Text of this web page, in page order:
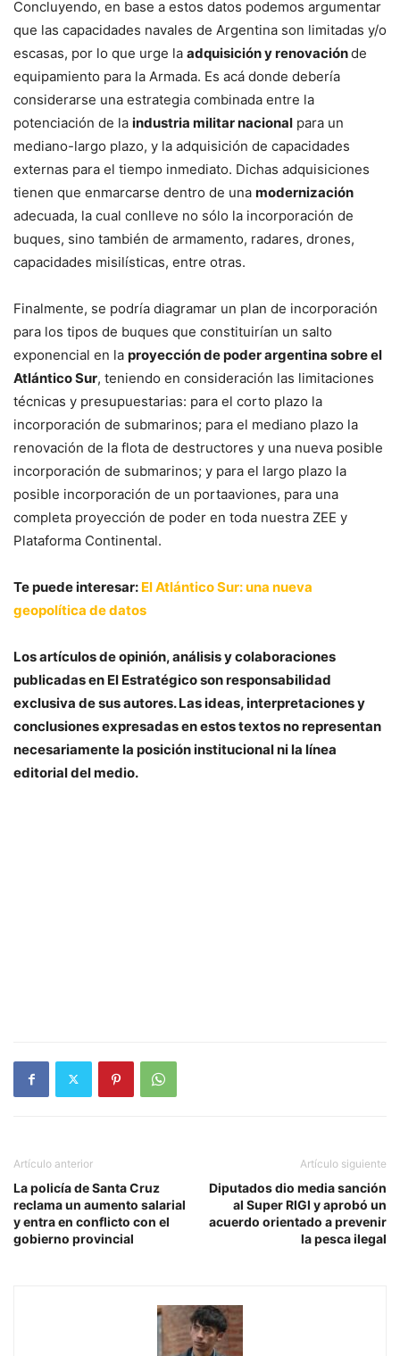
Concluyendo, en base a estos datos podemos argumentar
que las capacidades navales de Argentina son limitadas y/o
escasas, por lo que urge la adquisición y renovaciónde
equipamiento para la Armada. Es acá donde debería
considerarse una estrategia combinada entre la
potenciación de la industria militar nacional para un
mediano-largo plazo, y la adquisición de capacidades
externas para el tiempo inmediato. Dichas adquisiciones
tienen que enmarcarse dentro de una modernización
adecuada, la cual conlleve no sólo la incorporación de
buques, sino también de armamento, radares, drones,
capacidades misilísticas, entre otras.
Finalmente, se podría diagramar un plan de incorporación
para los tipos de buques que constituirían un salto
exponencial en la proyección de poder argentina sobre el
Atlántico Sur, teniendo en consideración las limitaciones
técnicas y presupuestarias: para el corto plazo la
incorporación de submarinos; para el mediano plazo la
renovación de la flota de destructores y una nueva posible
incorporación de submarinos; y para el largo plazo la
posible incorporación de un portaaviones, para una
completa proyección de poder en toda nuestra ZEE y
Plataforma Continental.
Te puede interesar: El Atlántico Sur: una nueva
geopolítica de datos
Los artículos de opinión, análisis y colaboraciones
publicadas en El Estratégico son responsabilidad
exclusiva de sus autores. Las ideas, interpretaciones y
conclusiones expresadas en estos textos no representan
necesariamente la posición institucional ni la línea
editorial del medio.
Artículo anterior
La policía de Santa Cruz
reclama un aumento salarial
y entra en conflicto con el
gobierno provincial
Artículo siguiente
Diputados dio media sanción
al Super RIGI y aprobó un
acuerdo orientado a prevenir
la pesca ilegal